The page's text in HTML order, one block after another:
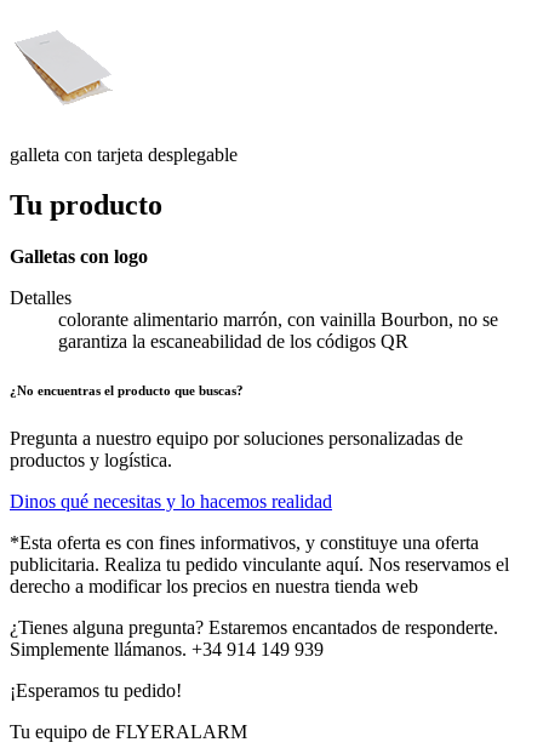
galleta con tarjeta desplegable
Tu producto
Galletas con logo
Detalles
colorante alimentario marrón, con vainilla Bourbon, no se
garantiza la escaneabilidad de los códigos QR
¿No encuentras el producto que buscas?
Pregunta a nuestro equipo por soluciones personalizadas de
productos y logística.
Dinos qué necesitas y lo hacemos realidad
*Esta oferta es con fines informativos, y constituye una oferta
publicitaria. Realiza tu pedido vinculante aquí. Nos reservamos el
derecho a modificar los precios en nuestra tienda web
¿Tienes alguna pregunta? Estaremos encantados de responderte.
Simplemente llámanos. +34 914 149 939
¡Esperamos tu pedido!
Tu equipo de FLYERALARM